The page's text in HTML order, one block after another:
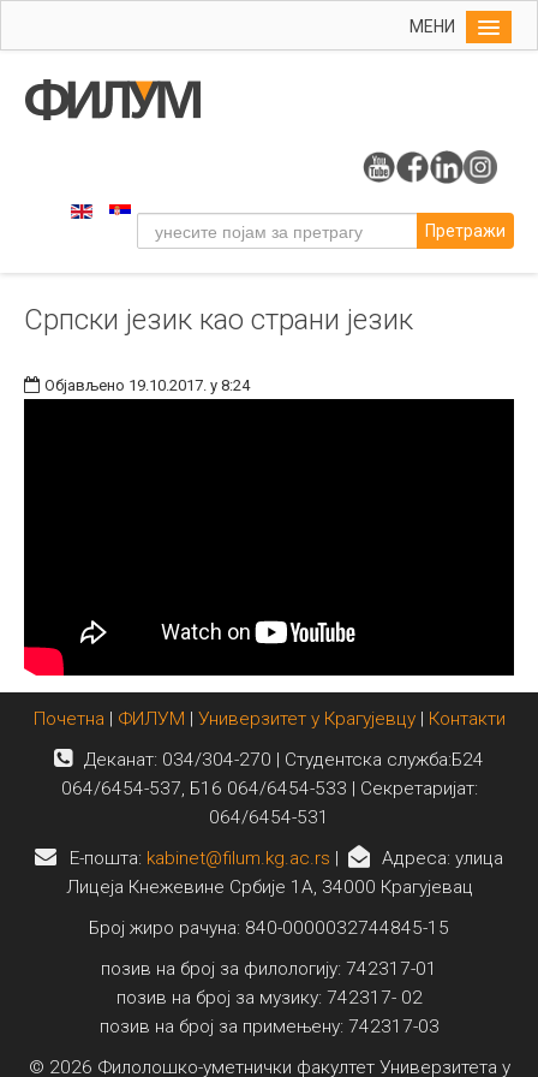
МЕНИ
Упис
Уметност
Издаваштво
Студенти
Претражи
Српски језик као страни језик
Објављено 19.10.2017. у 8:24
Почетна | ФИЛУМ | Универзитет у Крагујевцу| Контакти
Деканат: 034/304-270 | Студентска служба:Б24
064/6454-537, Б16 064/6454-533 | Секретаријат:
064/6454-531
E-пошта: kabinet@filum.kg.ac.rs |
Адреса: улица
Лицеја Кнежевине Србије 1А, 34000 Крагујевац
Број жиро рачуна: 840-0000032744845-15
позив на број за филологију: 742317-01
позив на број за музику: 742317- 02
позив на број за примењену: 742317-03
© 2026 Филолошко-уметнички факултет Универзитета у